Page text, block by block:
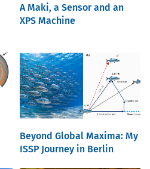
A Maki, a Sensor and an
XPS Machine
Beyond Global Maxima: My
ISSP Journey in Berlin